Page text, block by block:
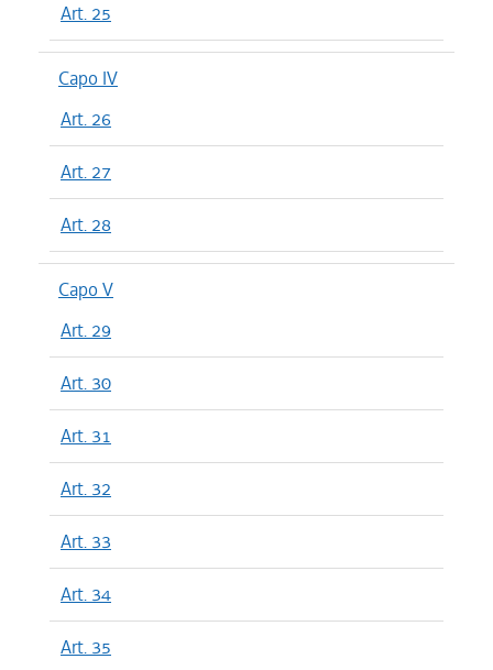
Art. 25
Capo IV
Art. 26
Art. 27
Art. 28
Capo V
Art. 29
Art. 30
Art. 31
Art. 32
Art. 33
Art. 34
Art. 35